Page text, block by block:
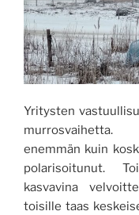
Yritysten
murrosvaihetta.
enemmän kuin
polarisoitunut.
kasvavina
toisille taas